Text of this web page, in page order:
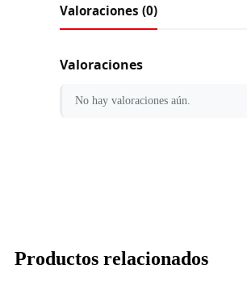
Valoraciones (0)
Valoraciones
No hay valoraciones aún.
Productos relacionados